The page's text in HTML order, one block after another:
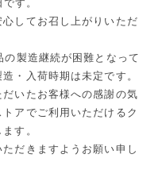
す。
してお召し上がりいただ
製造継続が困難となって
・入荷時期は未定です。
いたお客様への感謝の気
アでご利用いただけるク
す。
だきますようお願い申し